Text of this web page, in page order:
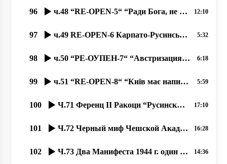
96 ч.48 “RE-OPEN-5“ “Ради Бога, не читайте українські газети до обіду!“ 12:10
97 ч.49 RE-OPEN-6 Карпато-Русинська Автономна Церковь Сербського Патріархата, 20.11.2020 5:32
98 ч.50 “РЕ-ОУПЕН-7“ “Австризация“ церковной архитектуры Европы в 18-19 веках. 22.11.2020 6:18
99 ч.51 “RE-OPEN-8“ “Київ має написати історію Закарпаття! Не дати закарпатцям написати свою історію“! 5:59
100 Ч.71 Ференц ІІ Ракоци “Русинский народ данного слова придерживается“ 17:10
101 Ч.72 Черный миф Чешской Академии о языке русинском, как украинском 16:28
102 Ч.73 Два Манифеста 1944 г. один русинский, один от коммунистов 14:36